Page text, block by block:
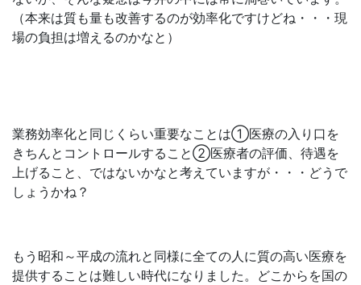
（本来は質も量も改善するのが効率化ですけどね・・・現
場の負担は増えるのかなと）
業務効率化と同じくらい重要なことは①医療の入り口を
きちんとコントロールすること②医療者の評価、待遇を
上げること、ではないかなと考えていますが・・・どうで
しょうかね？
もう昭和～平成の流れと同様に全ての人に質の高い医療を
提供することは難しい時代になりました。どこからを国の